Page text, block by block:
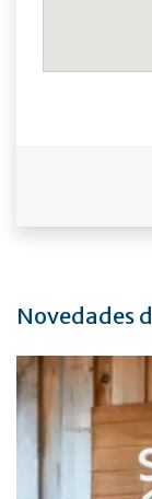
Novedades